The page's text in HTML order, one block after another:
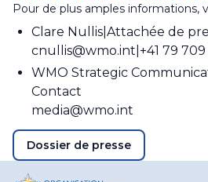
Pour de plus amples informations,
Clare Nullis Attachée de
cnullis@wmo.int +41 79 709
WMO Strategic
Contact
media@wmo.int
Dossier de presse